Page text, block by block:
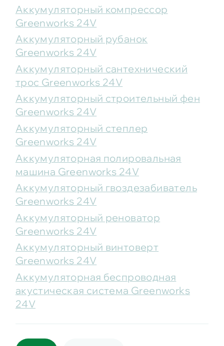
Аккумуляторный компрессор
Greenworks 24V
Аккумуляторный рубанок
Greenworks 24V
Аккумуляторный сантехнический
трос Greenworks 24V
Аккумуляторный строительный фен
Greenworks 24V
Аккумуляторный степлер
Greenworks 24V
Аккумуляторная полировальная
машина Greenworks 24V
Аккумуляторный гвоздезабиватель
Greenworks 24V
Аккумуляторный реноватор
Greenworks 24V
Аккумуляторный винтоверт
Greenworks 24V
Аккумуляторная беспроводная
акустическая система Greenworks
24V